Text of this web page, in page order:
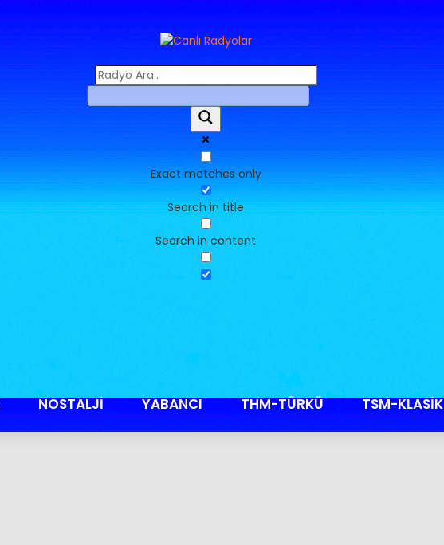
Exact matches only
Search in title
Search in content
NOSTALJİ YABANCI THM-TÜRKÜ TSM-KLASİK